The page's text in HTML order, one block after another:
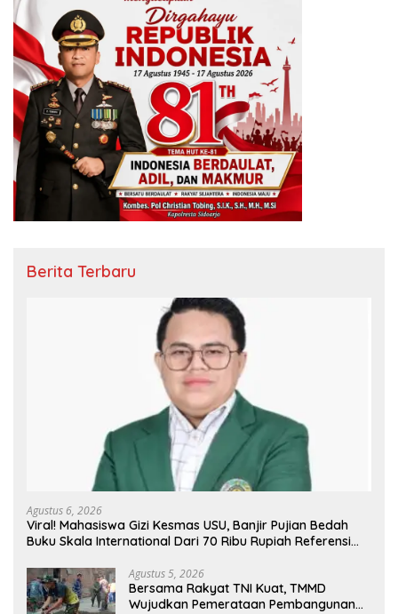
Berita Terbaru
Agustus 6, 2026
Viral! Mahasiswa Gizi Kesmas USU, Banjir Pujian Bedah
Buku Skala International Dari 70 Ribu Rupiah Referensi
Agustus 5, 2026
Bersama Rakyat TNI Kuat, TMMD
Wujudkan Pemerataan Pembangunan